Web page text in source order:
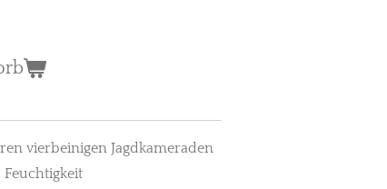
vierbeinigen Jagdkameraden